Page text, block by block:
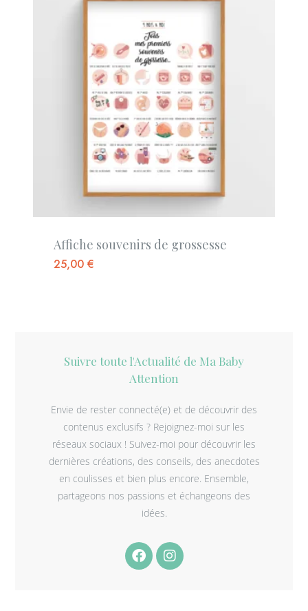
Affiche souvenirs de grossesse
25,00€
Suivre toute l'Actualité de Ma Baby
Attention
Envie de rester connecté(e) et de découvrir des
contenus exclusifs ? Rejoignez-moi sur les
réseaux sociaux ! Suivez-moi pour découvrir les
dernières créations, des conseils, des anecdotes
en coulisses et bien plus encore. Ensemble,
partageons nos passions et échangeons des
idées.